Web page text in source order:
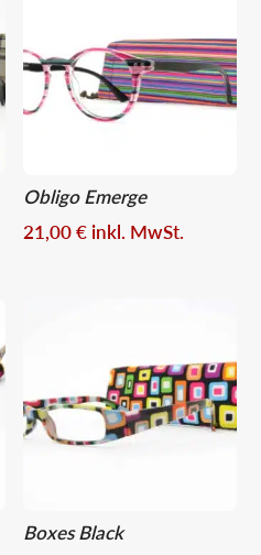
Obligo Emerge
21,00€ inkl. MwSt.
Boxes Black